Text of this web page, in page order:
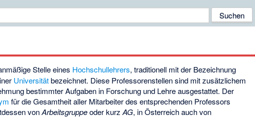
Stelle eines Hochschullehrers, traditionell mit der Bezeichnung
Universitätbezeichnet. Diese Professorenstellen sind mit zusätzlichem
bestimmter Aufgaben in Forschung und Lehre ausgestattet. Der
für die Gesamtheit aller Mitarbeiter des entsprechenden Professors
vonArbeitsgruppeoder kurzAG, in Österreich auch von